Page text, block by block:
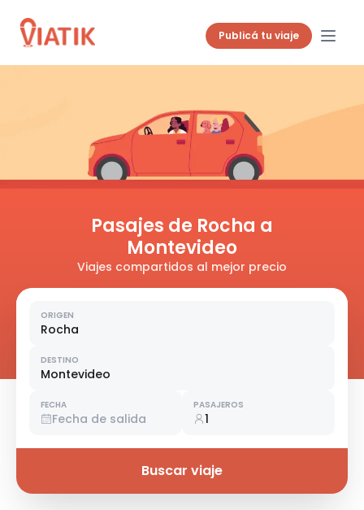
Publicá tu viaje
Pasajes de Rocha a
Montevideo
Viajes compartidos al mejor precio
ORIGEN
Rocha
DESTINO
Montevideo
FECHA
Fecha de salida
PASAJEROS
1
Buscar viaje